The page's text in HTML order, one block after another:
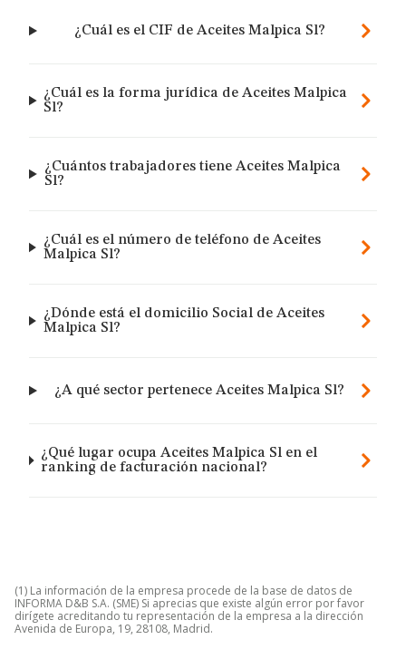
¿Cuál es el CIF de Aceites Malpica Sl?
¿Cuál es la forma jurídica de Aceites Malpica
Sl?
¿Cuántos trabajadores tiene Aceites Malpica
Sl?
¿Cuál es el número de teléfono de Aceites
Malpica Sl?
¿Dónde está el domicilio Social de Aceites
Malpica Sl?
¿A qué sector pertenece Aceites Malpica Sl?
¿Qué lugar ocupa Aceites Malpica Sl en el
ranking de facturación nacional?
(1) La información de la empresa procede de la base de datos de
INFORMA D&B S.A. (SME) Si aprecias que existe algún error por favor
dirígete acreditando tu representación de la empresa a la dirección
Avenida de Europa, 19, 28108, Madrid.